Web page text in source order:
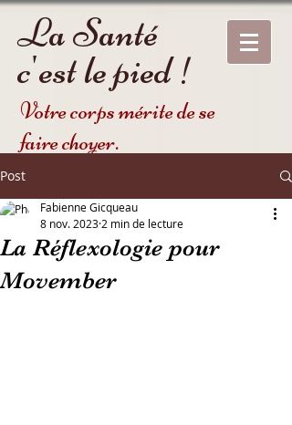
La Santé
c'est le pied !
Votre corps mérite de se
faire choyer.
Post
La Réflexologie pour
Movember
Fabienne Gicqueau
8 nov. 2023 2 min de lecture